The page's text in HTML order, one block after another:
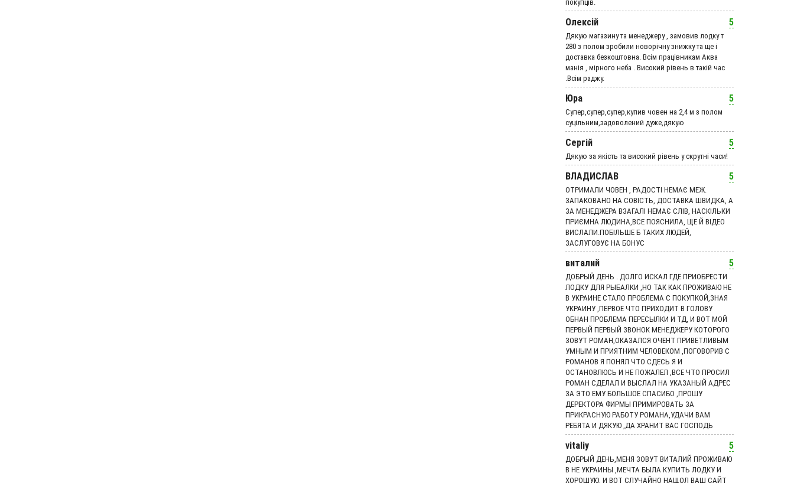
покупців.
Олексій 5
Дякую магазину та менеджеру , замовив лодку т
280 з полом зробили новорічну знижку та ще і
доставка безкоштовна. Всім працівникам Аква
манія , мірного неба . Високий рівень в такій час
.Всім раджу.
Юра 5
Супер,супер,супер,купив човен на 2,4 м з полом
суцільним,задоволений дуже,дякую
Сергій 5
Дякую за якість та високий рівень у скрутні часи!
ВЛАДИСЛАВ 5
ОТРИМАЛИ ЧОВЕН , РАДОСТІ НЕМАЄ МЕЖ.
ЗАПАКОВАНО НА СОВІСТЬ, ДОСТАВКА ШВИДКА, А
ЗА МЕНЕДЖЕРА ВЗАГАЛІ НЕМАЄ СЛІВ, НАСКІЛЬКИ
ПРИЄМНА ЛЮДИНА,ВСЕ ПОЯСНИЛА, ЩЕ Й ВІДЕО
ВИСЛАЛИ.ПОБІЛЬШЕ Б ТАКИХ ЛЮДЕЙ,
ЗАСЛУГОВУЄ НА БОНУС
виталий 5
ДОБРЫЙ ДЕНЬ . ДОЛГО ИСКАЛ ГДЕ ПРИОБРЕСТИ
ЛОДКУ ДЛЯ РЫБАЛКИ ,НО ТАК КАК ПРОЖИВАЮ НЕ
В УКРАИНЕ СТАЛО ПРОБЛЕМА С ПОКУПКОЙ,ЗНАЯ
УКРАИНУ ,ПЕРВОЕ ЧТО ПРИХОДИТ В ГОЛОВУ
ОБНАН ПРОБЛЕМА ПЕРЕСЫЛКИ И ТД, И ВОТ МОЙ
ПЕРВЫЙ ПЕРВЫЙ ЗВОНОК МЕНЕДЖЕРУ КОТОРОГО
ЗОВУТ РОМАН,ОКАЗАЛСЯ ОЧЕНТ ПРИВЕТЛИВЫМ
УМНЫМ И ПРИЯТНИМ ЧЕЛОВЕКОМ ,ПОГОВОРИВ С
РОМАНОВ Я ПОНЯЛ ЧТО СДЕСЬ Я И
ОСТАНОВЛЮСЬ И НЕ ПОЖАЛЕЛ ,ВСЕ ЧТО ПРОСИЛ
РОМАН СДЕЛАЛ И ВЫСЛАЛ НА УКАЗАНЫЙ АДРЕС
ЗА ЭТО ЕМУ БОЛЬШОЕ СПАСИБО ,ПРОШУ
ДЕРЕКТОРА ФИРМЫ ПРИМИРОВАТЬ ЗА
ПРИКРАСНУЮ РАБОТУ РОМАНА,УДАЧИ ВАМ
РЕБЯТА И ДЯКУЮ ,ДА ХРАНИТ ВАС ГОСПОДЬ
vitaliy 5
ДОБРЫЙ ДЕНЬ,МЕНЯ ЗОВУТ ВИТАЛИЙ ПРОЖИВАЮ
В НЕ УКРАИНЫ ,МЕЧТА БЫЛА КУПИТЬ ЛОДКУ И
ХОРОШУЮ, И ВОТ СЛУЧАЙНО НАЩОЛ ВАШ САЙТ